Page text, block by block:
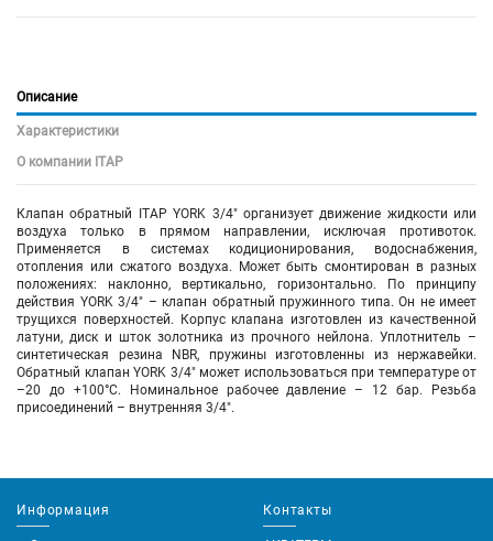
Описание
Характеристики
О компании ITAP
Клапан обратный ITAP YORK 3/4" организует движение жидкости или
воздуха только в прямом направлении, исключая противоток.
Применяется в системах кодиционирования, водоснабжения,
отопления или сжатого воздуха. Может быть смонтирован в разных
положениях: наклонно, вертикально, горизонтально. По принципу
действия YORK 3/4" – клапан обратный пружинного типа. Он не имеет
трущихся поверхностей. Корпус клапана изготовлен из качественной
латуни, диск и шток золотника из прочного нейлона. Уплотнитель –
синтетическая резина NBR, пружины изготовленны из нержавейки.
Обратный клапан YORK 3/4" может использоваться при температуре от
–20 до +100°С. Номинальное рабочее давление – 12 бар. Резьба
присоединений – внутренняя 3/4".
Информация Контакты